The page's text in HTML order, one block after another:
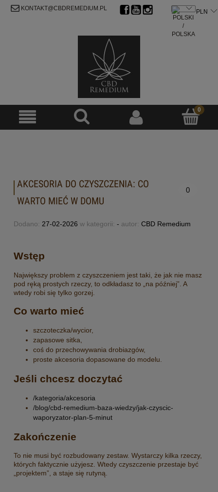
KONTAKT@CBDREMEDIUM.PL
AKCESORIA DO CZYSZCZENIA: CO
WARTO MIEĆ W DOMU
0
Dodano: 27-02-2026 w kategorii: - autor: CBD Remedium
Wstęp
Największy problem z czyszczeniem jest taki, że jak nie masz
pod ręką prostych rzeczy, to odkładasz to „na później”. A
wtedy robi się tylko gorzej.
Co warto mieć
szczoteczka/wycior,
zapasowe sitka,
coś do przechowywania drobiazgów,
proste akcesoria dopasowane do modelu.
Jeśli chcesz doczytać
/kategoria/akcesoria
/blog/cbd-remedium-baza-wiedzy/jak-czyscic-
waporyzator-plan-5-minut
Zakończenie
To nie musi być rozbudowany zestaw. Wystarczy kilka rzeczy,
których faktycznie użyjesz. Wtedy czyszczenie przestaje być
„projektem”, a staje się rutyną.